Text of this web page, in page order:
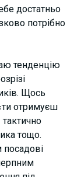
достатньо
потрібно
тенденцію
Щось
отримуєш
тактично
тощо.
посадові